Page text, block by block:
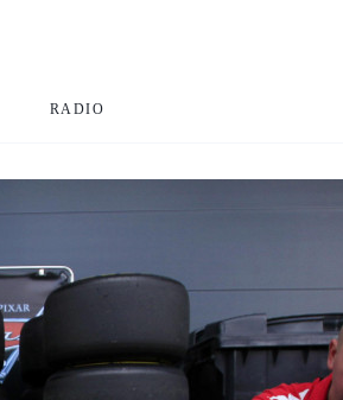
RADIO